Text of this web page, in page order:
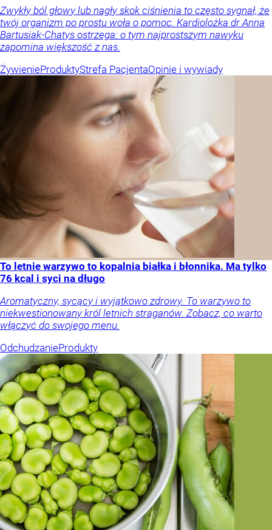
Zwykły ból głowy lub nagły skok ciśnienia to często sygnał, że
twój organizm po prostu woła o pomoc. Kardiolożka dr Anna
Bartusiak-Chatys ostrzega: o tym najprostszym nawyku
zapomina większość z nas.
ŻywienieProduktyStrefa PacjentaOpinie i wywiady
To letnie warzywo to kopalnia białka i błonnika. Ma tylko
76 kcal i syci na długo
Aromatyczny, sycący i wyjątkowo zdrowy. To warzywo to
niekwestionowany król letnich straganów. Zobacz, co warto
włączyć do swojego menu.
OdchudzanieProdukty